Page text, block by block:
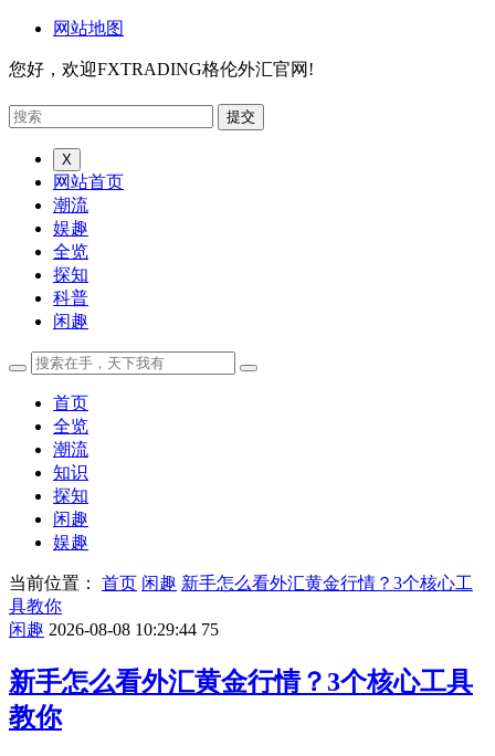
网站地图
您好，欢迎FXTRADING格伦外汇官网!
X
网站首页
潮流
娱趣
全览
探知
科普
闲趣
首页
全览
潮流
知识
探知
闲趣
娱趣
当前位置： 首页 闲趣 新手怎么看外汇黄金行情？3个核心工
具教你
闲趣 2026-08-08 10:29:44 75
新手怎么看外汇黄金行情？3个核心工具
教你